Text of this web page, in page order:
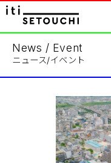
News / Event
ニュース/イベント